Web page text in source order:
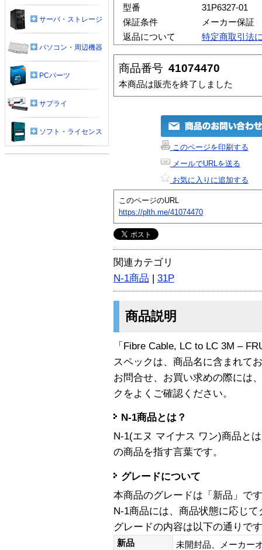
型番
31P6327-01
保証条件
メーカー保証
返品について
特定商取引法
商品番号 41074470
本商品は販売を終了しました
このページを印刷する
メールでURLを送る
お気に入りに追加する
このページのURL
https://plth.me/41074470
関連カテゴリ
N-1商品 | 31P
商品説明
「Fibre Cable, LC to LC 3M –
スペックは、商品名に含まれて
お問合せ、お買い求めの際には
クをよくご確認ください。
N-1商品とは？
N-1(エヌ マイナス ワン)商品と
の商品を指す言葉です。
グレードについて
本商品のグレードは「新品」です
N-1商品には、商品状態に応じ
グレードの内容は以下の通りで
新品
未開封品、メーカー
サーバ・ストレージ
パソコン・周辺機器
PCパーツ
サプライ
ソフト・ライセンス